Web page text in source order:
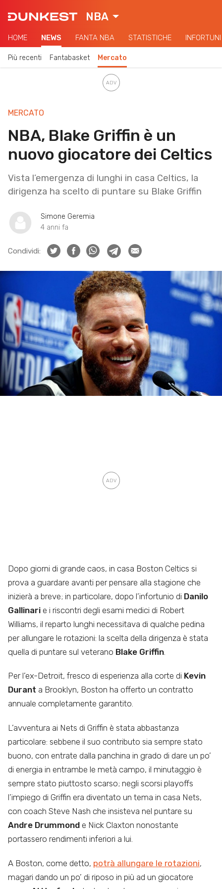
NBA
HOME NEWS FANTA NBA STATISTICHE INFORTUNI
Più recenti Fantabasket Mercato
MERCATO
NBA, Blake Griffin è un
nuovo giocatore dei Celtics
Vista l’emergenza di lunghi in casa Celtics, la
dirigenza ha scelto di puntare su Blake Griffin
Simone Geremia
4 anni fa
Condividi:
Dopo giorni di grande caos, in casa Boston Celtics si
prova a guardare avanti per pensare alla stagione che
inizierà a breve; in particolare, dopo l’infortunio di Danilo
Gallinari e i riscontri degli esami medici di Robert
Williams, il reparto lunghi necessitava di qualche pedina
per allungare le rotazioni: la scelta della dirigenza è stata
quella di puntare sul veterano Blake Griffin
Per l’ex-Detroit, fresco di esperienza alla corte di Kevin
Durant a Brooklyn, Boston ha offerto un contratto
annuale completamente garantito.
L’avventura ai Nets di Griffin è stata abbastanza
particolare: sebbene il suo contributo sia sempre stato
buono, con entrate dalla panchina in grado di dare un po’
di energia in entrambe le metà campo, il minutaggio è
sempre stato piuttosto scarso; negli scorsi playoffs
l’impiego di Griffin era diventato un tema in casa Nets,
con coach Steve Nash che insisteva nel puntare su
Andre Drummond e Nick Claxton nonostante
portassero rendimenti inferiori a lui.
A Boston, come detto, potrà allungare le rotazioni,
magari dando un po’ di riposo in più ad un giocatore